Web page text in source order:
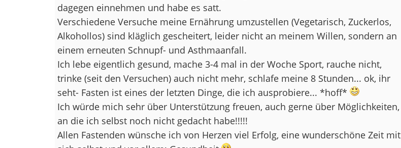
dagegen einnehmen und habe es satt.
Verschiedene Versuche meine Ernährung umzustellen (Vegetarisch, Zuckerlos,
Alkohollos) sind kläglich gescheitert, leider nicht an meinem Willen, sondern an
einem erneuten Schnupf- und Asthmaanfall.
Ich lebe eigentlich gesund, mache 3-4 mal in der Woche Sport, rauche nicht,
trinke (seit den Versuchen) auch nicht mehr, schlafe meine 8 Stunden... ok, ihr
seht- Fasten ist eines der letzten Dinge, die ich ausprobiere... *hoff*
Ich würde mich sehr über Unterstützung freuen, auch gerne über Möglichkeiten,
an die ich selbst noch nicht gedacht habe!!!!!
Allen Fastenden wünsche ich von Herzen viel Erfolg, eine wunderschöne Zeit mit